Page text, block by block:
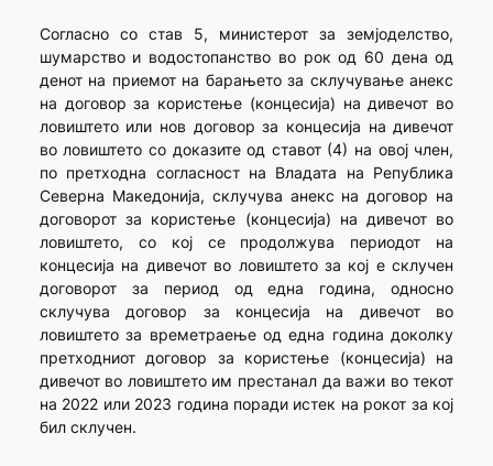
Согласно со став 5, министерот за земјоделство,
шумарство и водостопанство во рок од 60 дена од
денот на приемот на барањето за склучување анекс
на договор за користење (концесија) на дивечот во
ловиштето или нов договор за концесија на дивечот
во ловиштето со доказите од ставот (4) на овој член,
по претходна согласност на Владата на Република
Северна Македонија, склучува анекс на договор на
договорот за користење (концесија) на дивечот во
ловиштето, со кој се продолжува периодот на
концесија на дивечот во ловиштето за кој е склучен
договорот за период од една година, односно
склучува договор за концесија на дивечот во
ловиштето за времетраење од една година доколку
претходниот договор за користење (концесија) на
дивечот во ловиштето им престанал да важи во текот
на 2022 или 2023 година поради истек на рокот за кој
бил склучен.